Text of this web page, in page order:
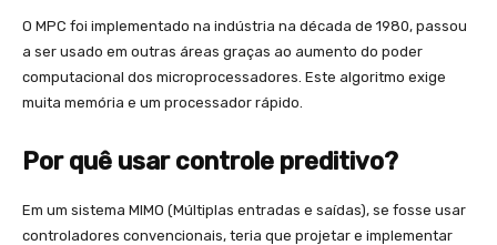
O MPC foi implementado na indústria na década de 1980, passou
a ser usado em outras áreas graças ao aumento do poder
computacional dos microprocessadores. Este algoritmo exige
muita memória e um processador rápido.
Por quê usar controle preditivo?
Em um sistema MIMO (Múltiplas entradas e saídas), se fosse usar
controladores convencionais, teria que projetar e implementar